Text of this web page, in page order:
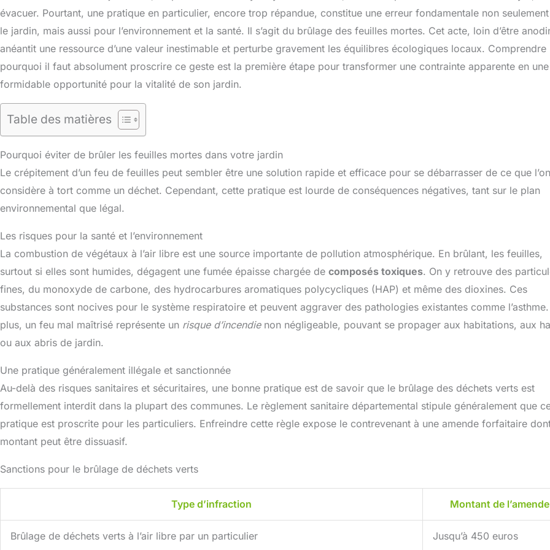
évacuer. Pourtant, une pratique en particulier, encore trop répandue, constitue une erreur fondamentale non
le jardin, mais aussi pour l’environnement et la santé. Il s’agit du brûlage des feuilles mortes. Cet acte, loin d’être
anéantit une ressource d’une valeur inestimable et perturbe gravement les équilibres écologiques locaux. Comprendre
pourquoi il faut absolument proscrire ce geste est la première étape pour transformer une contrainte apparente en une
formidable opportunité pour la vitalité de son jardin.
Table des matières
Pourquoi éviter de brûler les feuilles mortes dans votre jardin
Le crépitement d’un feu de feuilles peut sembler être une solution rapide et efficace pour se débarrasser de ce que l’on
considère à tort comme un déchet. Cependant, cette pratique est lourde de conséquences négatives, tant sur le plan
environnemental que légal.
Les risques pour la santé et l’environnement
La combustion de végétaux à l’air libre est une source importante de pollution atmosphérique. En brûlant, les feuilles,
surtout si elles sont humides, dégagent une fumée épaisse chargée de composés toxiques. On y retrouve des
fines, du monoxyde de carbone, des hydrocarbures aromatiques polycycliques (HAP) et même des dioxines. Ces
substances sont nocives pour le système respiratoire et peuvent aggraver des pathologies existantes comme
plus, un feu mal maîtrisé représente un risque d’incendienon négligeable, pouvant se propager aux habitations, aux
ou aux abris de jardin.
Une pratique généralement illégale et sanctionnée
Au-delà des risques sanitaires et sécuritaires, une bonne pratique est de savoir que le brûlage des déchets verts est
formellement interdit dans la plupart des communes. Le règlement sanitaire départemental stipule généralement que
pratique est proscrite pour les particuliers. Enfreindre cette règle expose le contrevenant à une amende forfaitaire
montant peut être dissuasif.
Sanctions pour le brûlage de déchets verts
Type d’infraction Montant de l’amende
Brûlage de déchets verts à l’air libre par un particulier Jusqu’à 450 euros